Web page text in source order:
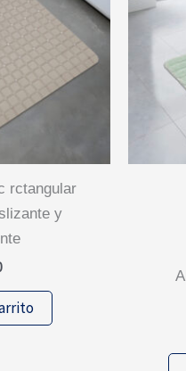
y
alfombra de baño lineas